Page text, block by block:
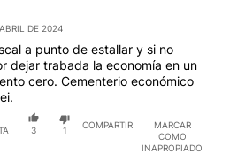
DE 2024
a punto de estallar y si no
dejar trabada la economía en un
cero. Cementerio económico
3 1
COMPARTIR
MARCAR
COMO
INAPROPIADO